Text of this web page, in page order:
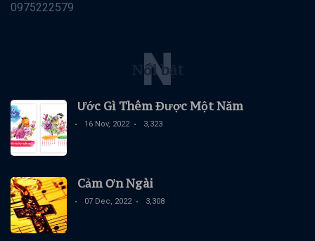
0975222579
Nổi bật
N
Ước Gì Thêm Được Một Năm
16 Nov, 2022 3,323
Cảm Ơn Ngài
07 Dec, 2022 3,308